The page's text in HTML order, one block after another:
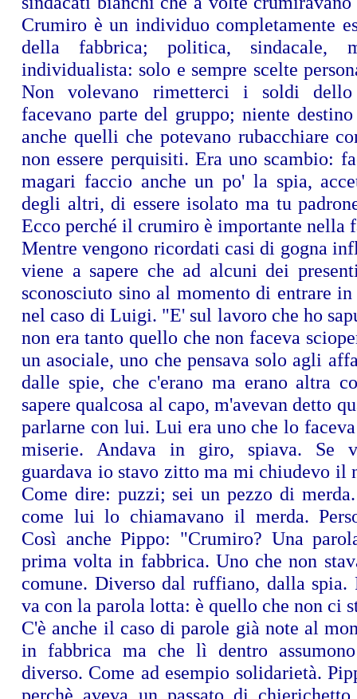
Crumiro è un individuo completamente
della fabbrica; politica, sindacale,
individualista: solo e sempre scelte
Non volevano rimetterci i soldi dello
facevano parte del gruppo; niente
anche quelli che potevano rubacchiare
non essere perquisiti. Era uno scambio:
magari faccio anche un po' la spia,
degli altri, di essere isolato ma tu
Ecco perché il crumiro è importante nella
Mentre vengono ricordati casi di gogna
viene a sapere che ad alcuni dei
sconosciuto sino al momento di entrare
nel caso di Luigi. "E' sul lavoro che ho
non era tanto quello che non faceva
un asociale, uno che pensava solo agli
dalle spie, che c'erano ma erano altra
sapere qualcosa al capo, m'avevan detto
parlarne con lui. Lui era uno che lo
miserie. Andava in giro, spiava. Se
guardava io stavo zitto ma mi chiudevo il
Come dire: puzzi; sei un pezzo di
come lui lo chiamavano il merda.
Così anche Pippo: "Crumiro? Una
prima volta in fabbrica. Uno che non
comune. Diverso dal ruffiano, dalla spia.
va con la parola lotta: è quello che non ci
C'è anche il caso di parole già note al
in fabbrica ma che lì dentro
diverso. Come ad esempio solidarietà.
perchè aveva un passato di